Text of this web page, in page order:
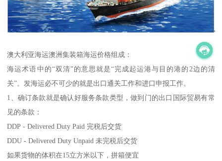
澳大利亚海运澳洲集装箱海运价格组成：
海运术语中的“双清”的意思就是“完成起运港与目的港的2边的清
关”。发海运必不可少的就是出口通关工作和进口申报工作。
1、确订条款就是确认好服务条款类型，做到门的出口国际贸易有常
见的条款：
DDP - Delivered Duty Paid 完税后交货
DDU - Delivered Duty Unpaid 未完税后交货
如果货物的体积在15立方米以下，拼箱便宜